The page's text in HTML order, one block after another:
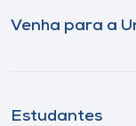
Venha para a
Estudantes